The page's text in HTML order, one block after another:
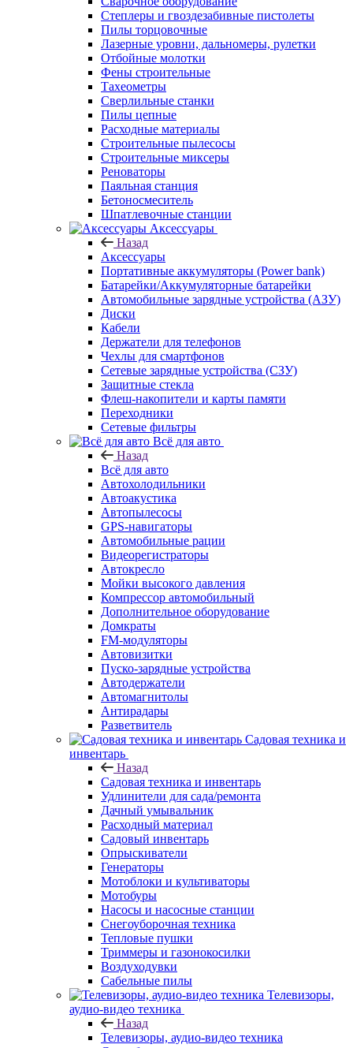
Степлеры и гвоздезабивные пистолеты
Пилы торцовочные
Лазерные уровни, дальномеры, рулетки
Отбойные молотки
Фены строительные
Тахеометры
Сверлильные станки
Пилы цепные
Расходные материалы
Строительные пылесосы
Строительные миксеры
Реноваторы
Паяльная станция
Бетоносмеситель
Шпатлевочные станции
Аксессуары
Назад
Аксессуары
Портативные аккумуляторы (Power bank)
Батарейки/Аккумуляторные батарейки
Автомобильные зарядные устройства (АЗУ)
Диски
Кабели
Держатели для телефонов
Чехлы для смартфонов
Сетевые зарядные устройства (СЗУ)
Защитные стекла
Флеш-накопители и карты памяти
Переходники
Сетевые фильтры
Всё для авто
Назад
Всё для авто
Автохолодильники
Автоакустика
Автопылесосы
GPS-навигаторы
Автомобильные рации
Видеорегистраторы
Автокресло
Мойки высокого давления
Компрессор автомобильный
Дополнительное оборудование
Домкраты
FM-модуляторы
Автовизитки
Пуско-зарядные устройства
Автодержатели
Автомагнитолы
Антирадары
Разветвитель
Садовая техника и
инвентарь
Назад
Садовая техника и инвентарь
Удлинители для сада/ремонта
Дачный умывальник
Расходный материал
Садовый инвентарь
Опрыскиватели
Генераторы
Мотоблоки и культиваторы
Мотобуры
Насосы и насосные станции
Снегоуборочная техника
Тепловые пушки
Триммеры и газонокосилки
Воздуходувки
Сабельные пилы
Телевизоры,
аудио-видео техника
Назад
Телевизоры, аудио-видео техника